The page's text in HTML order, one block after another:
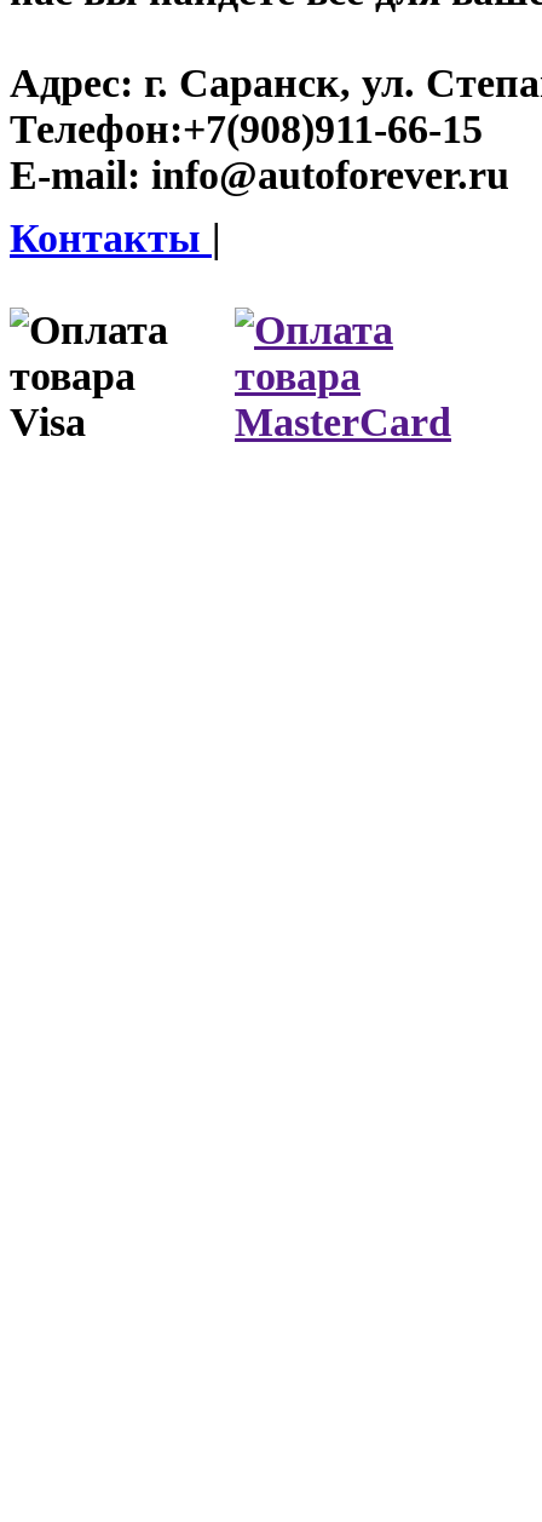
Адрес: г. Саранск, ул.
Телефон:+7(908)911-66-15
E-mail: info@autoforever.ru
Контакты |